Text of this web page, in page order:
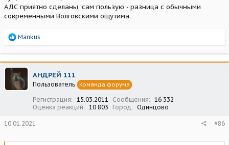
АДС приятно сделаны, сам пользую - разница с обычными
современными Волговскими ощутима.
Р
а
к
ц
и
и
Mankus
АНДРЕЙ 111
Пользователь Команда форума
Регистрация 15.03.2011 Сообщения
16 332
Оценка реакций
10 803 Город Одинцово
10.01.2021 #86